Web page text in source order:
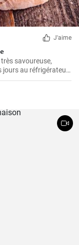
J'aime
savoureuse,
jours au réfrigérateur.
la baguette maison.